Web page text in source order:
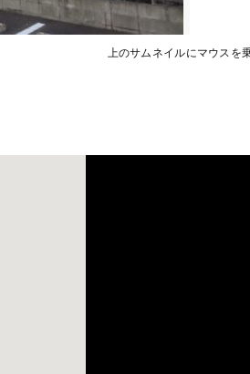
上のサムネイルにマウスを